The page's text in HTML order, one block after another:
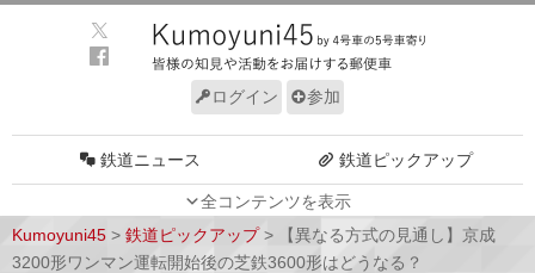
ログイン 参加
全コンテンツを表示
鉄道ニュース 鉄道ピックアップ
車両技術 路線探訪
Kumoyuni45 > 鉄道ピックアップ>
【異なる方式の見通し】京成
3200形ワンマン運転開始後の芝鉄3600形はどうなる？